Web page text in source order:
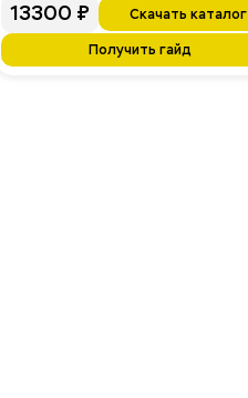
13300 ₽ Скачать каталог
Получить гайд